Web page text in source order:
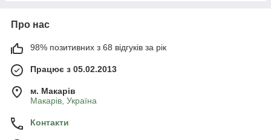
Про нас
98% позитивних з 68 відгуків за рік
Працює з 05.02.2013
м. Mакарів
Mакарів, Україна
Контакти